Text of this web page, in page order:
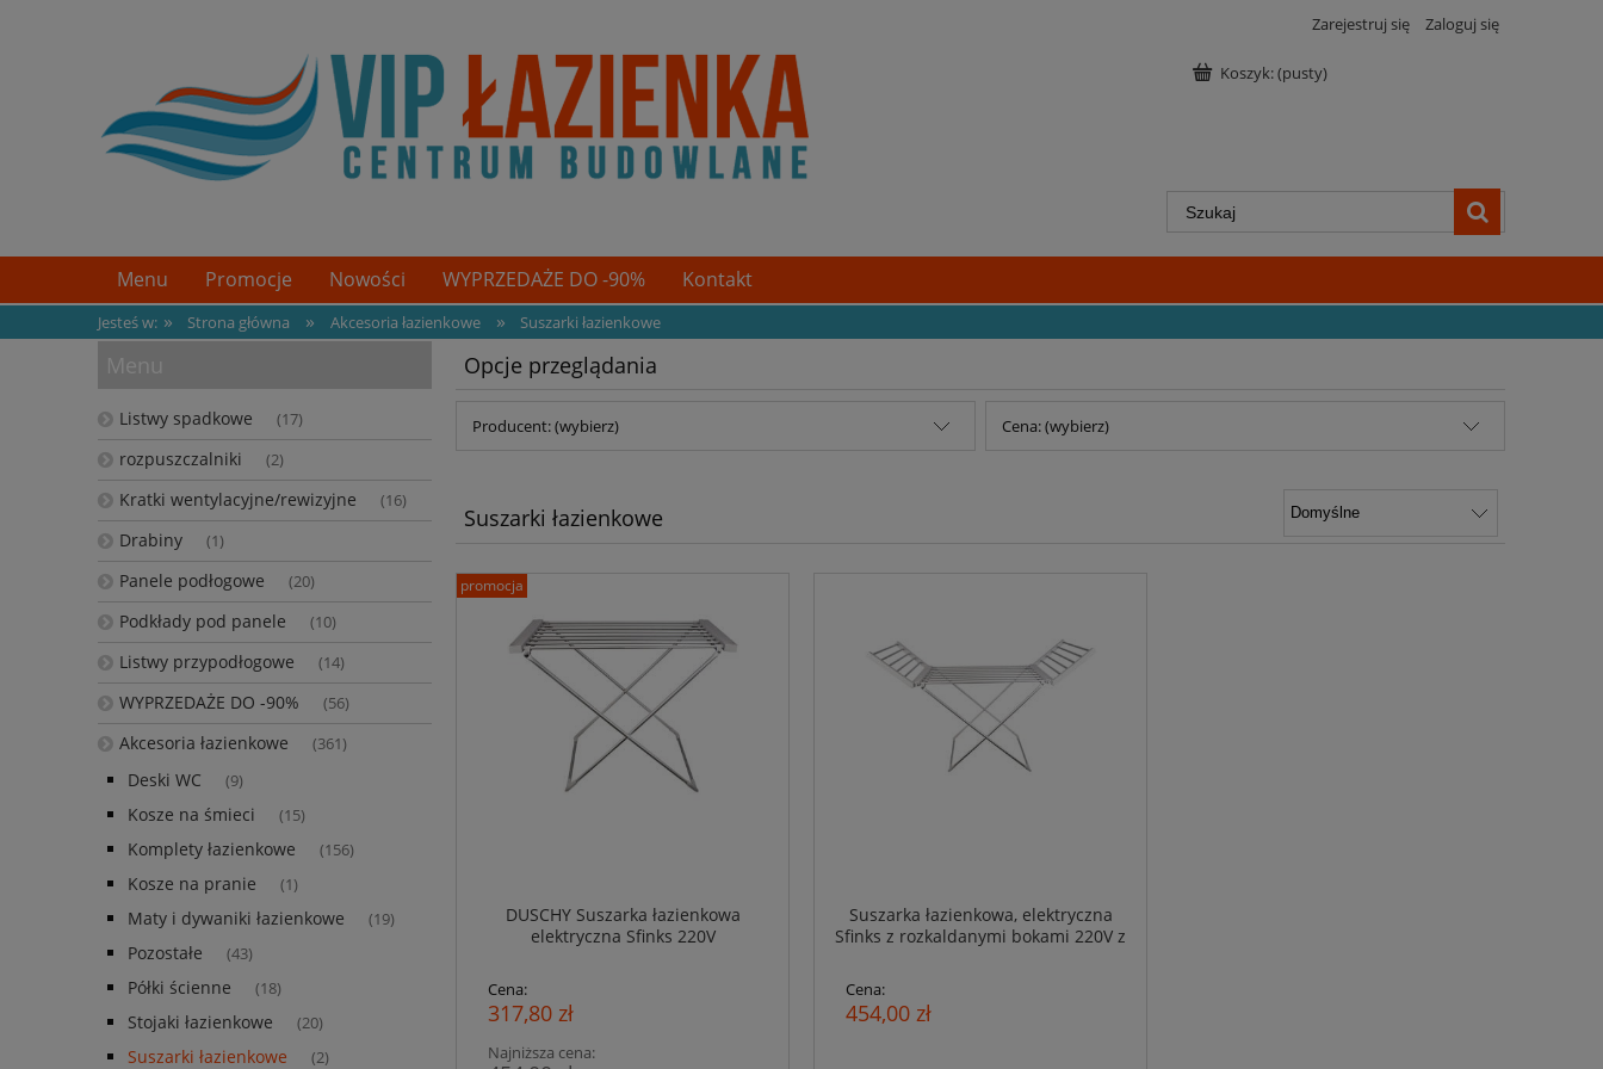
Zarejestruj się Zaloguj się
Koszyk:(pusty)
Menu Promocje Nowości WYPRZEDAŻE DO -90% Kontakt
Jesteś w: » Strona główna » Akcesoria łazienkowe » Suszarki łazienkowe
Menu
Listwy spadkowe (17)
rozpuszczalniki (2)
Kratki wentylacyjne/rewizyjne (16)
Drabiny (1)
Panele podłogowe (20)
Podkłady pod panele (10)
Listwy przypodłogowe (14)
WYPRZEDAŻE DO -90% (56)
Akcesoria łazienkowe (361)
Deski WC (9)
Kosze na śmieci (15)
Komplety łazienkowe (156)
Kosze na pranie (1)
Maty i dywaniki łazienkowe (19)
Pozostałe (43)
Półki ścienne (18)
Stojaki łazienkowe (20)
Suszarki łazienkowe (2)
Opcje przeglądania
Producent: (wybierz) Cena: (wybierz)
Suszarki łazienkowe
DUSCHY Suszarka łazienkowa
elektryczna Sfinks 220V
Cena:
317,80 zł
Najniższa cena:
promocja
Suszarka łazienkowa, elektryczna
Sfinks z rozkaldanymi bokami 220V z
Cena:
454,00 zł